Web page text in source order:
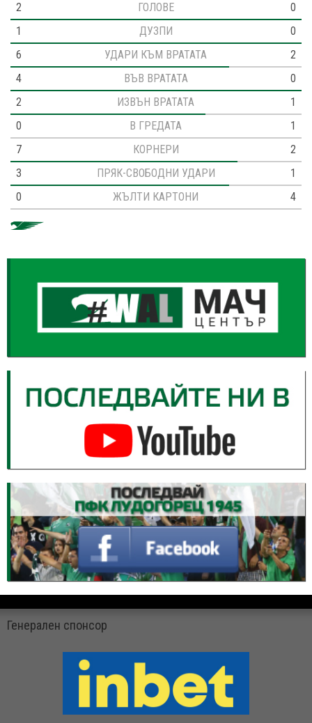
2 ГОЛОВЕ
0
1
ДУЗПИ
0
6
УДАРИ КЪМ ВРАТАТА
2
4
ВЪВ ВРАТАТА
0
2
ИЗВЪН ВРАТАТА
1
0
В ГРЕДАТА
1
7
КОРНЕРИ
2
3
ПРЯК-СВОБОДНИ УДАРИ
1
0
ЖЪЛТИ КАРТОНИ 4
Генерален спонсор